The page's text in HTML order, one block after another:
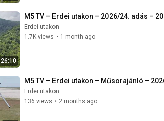
26:10
M5 TV – Erdei utakon – 2026/24. adás –
Erdei utakon
1.7K views • 1 month ago
M5 TV – Erdei utakon – Műsorajánló –
Erdei utakon
136 views • 2 months ago